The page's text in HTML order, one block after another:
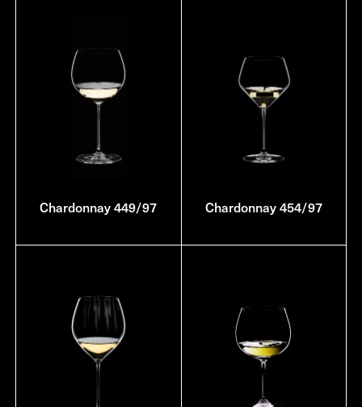
Chardonnay 449/97 Chardonnay 454/97